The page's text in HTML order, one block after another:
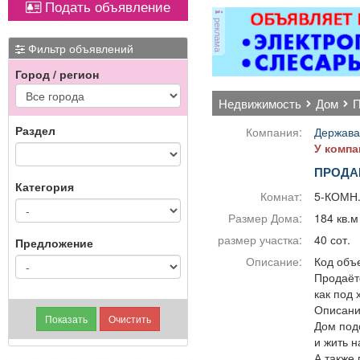
ОХРАННИКИ 5 разряда,
з/п от 33000 руб. 6
разряда, з/п от 37000
руб. официальное
трудоустройство
полный соц. пакет ООО
ЧОП «Интерлок-Н»
Подать объявление
Фильтр объявлений
Город / регион
Раздел
Категория
Предложение
реклама
недвижимость дом
Компания:
У
Комнат:
5-КОМН.
Размер Дома:
184 кв.м
размер участка:
40 сот.
Описание:
Код
как под
Дом
и жить